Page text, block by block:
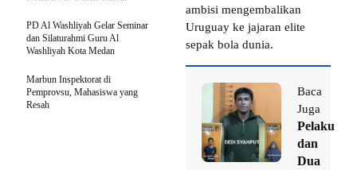
ambisi mengembalikan
Uruguay ke jajaran elite
sepak bola dunia.
Baca
Juga
Pelaku
dan
Dua
PD Al Washliyah Gelar Seminar
dan Silaturahmi Guru Al
Washliyah Kota Medan
Marbun Inspektorat di
Pemprovsu, Mahasiswa yang
Resah